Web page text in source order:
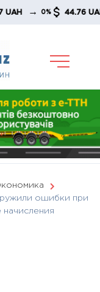
→ 0% 44.76 UAH →
ошибки при
начисления